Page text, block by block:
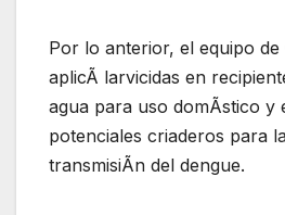
Por lo anterior, el equipo
aplicÃ larvicidas en
agua para uso domÃstico y
potenciales criaderos para
transmisiÃn del dengue.